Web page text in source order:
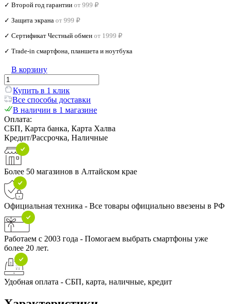
✓ Второй год гарантии от 999 ₽
✓ Защита экрана от 999 ₽
✓ Сертификат Честный обмен от 1999 ₽
✓ Trade‑in смартфона, планшета и ноутбука
В корзину
Купить в 1 клик
Все способы доставки
В наличии в 1 магазине
Оплата:
СБП, Карта банка, Карта Халва
Кредит/Рассрочка, Наличные
Более 50 магазинов в Алтайском крае
Официальная техника - Все товары официально ввезены в РФ
Работаем с 2003 года - Помогаем выбрать смартфоны уже
более 20 лет.
Удобная оплата - СБП, карта, наличные, кредит